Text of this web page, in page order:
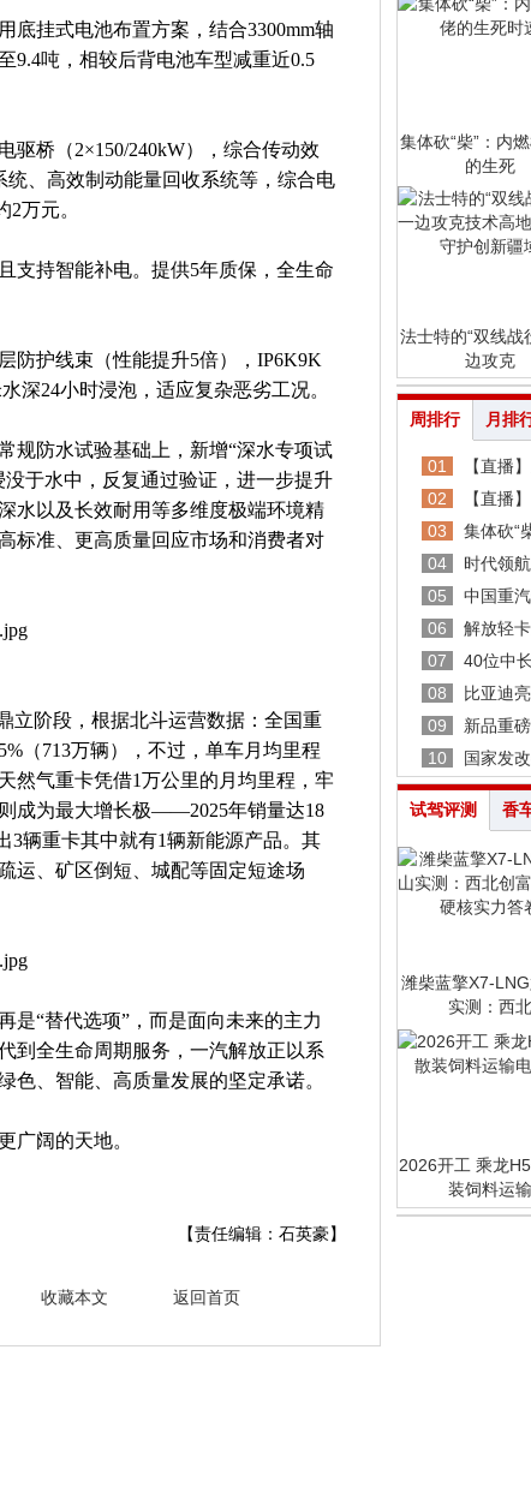
底挂式电池布置方案，结合3300mm轴
9.4吨，相较后背电池车型减重近0.5
驱桥（2×150/240kW），综合传动效
、高效制动能量回收系统等，综合电
万元。
支持智能补电。提供5年质保，全生命
防护线束（性能提升5倍），IP6K9K
深24小时浸泡，适应复杂恶劣工况。
规防水试验基础上，新增“深水专项试
于水中，反复通过验证，进一步提升
水以及长效耐用等多维度极端环境精
标准、更高质量回应市场和消费者对
立阶段，根据北斗运营数据：全国重
（713万辆），不过，单车月均里程
然气重卡凭借1万公里的月均里程，牢
成为最大增长极——2025年销量达18
3辆重卡其中就有1辆新能源产品。其
运、矿区倒短、城配等固定短途场
是“替代选项”，而是面向未来的主力
到全生命周期服务，一汽解放正以系
色、智能、高质量发展的坚定承诺。
阔的天地。
【责任编辑：石英豪】
收藏本文 返回首页
集体砍“柴”：内
的生死
法士特的“双线战
边攻克
周排行 月排
01 【直播
02
【直播
03
集体砍“
04
时代领
05
中国重
06
解放轻
07
40位中
08
比亚迪
09
新品重
10
国家发
试驾评测 香
潍柴蓝擎X7-
实测：西北
2026开工 乘龙
装饲料运输